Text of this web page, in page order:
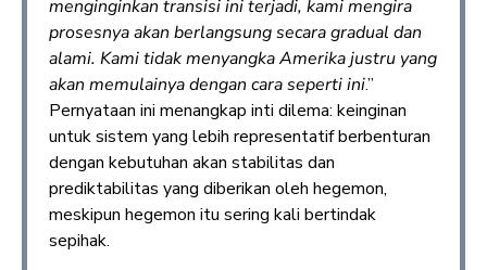
menginginkan transisi ini terjadi, kami mengira
prosesnya akan berlangsung secara gradual dan
alami. Kami tidak menyangka Amerika justru yang
akan memulainya dengan cara seperti ini.”
Pernyataan ini menangkap inti dilema: keinginan
untuk sistem yang lebih representatif berbenturan
dengan kebutuhan akan stabilitas dan
prediktabilitas yang diberikan oleh hegemon,
meskipun hegemon itu sering kali bertindak
sepihak.